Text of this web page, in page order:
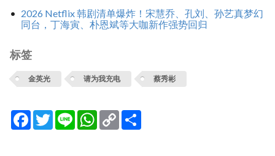
2026 Netflix 韩剧清单爆炸！宋慧乔、孔刘、孙艺真梦幻
同台，丁海寅、朴恩斌等大咖新作强势回归
标签
金英光 请为我充电 蔡秀彬
Facebook
TwitterLine WhatsApp
Copy
Link